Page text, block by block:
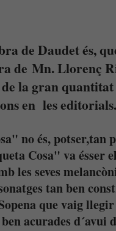
de Daudet és,
de Mn. Llorenç
la gran
en les
no és,
Cosa" va ésser
les seves
tan ben
que vaig
acurades d´avui